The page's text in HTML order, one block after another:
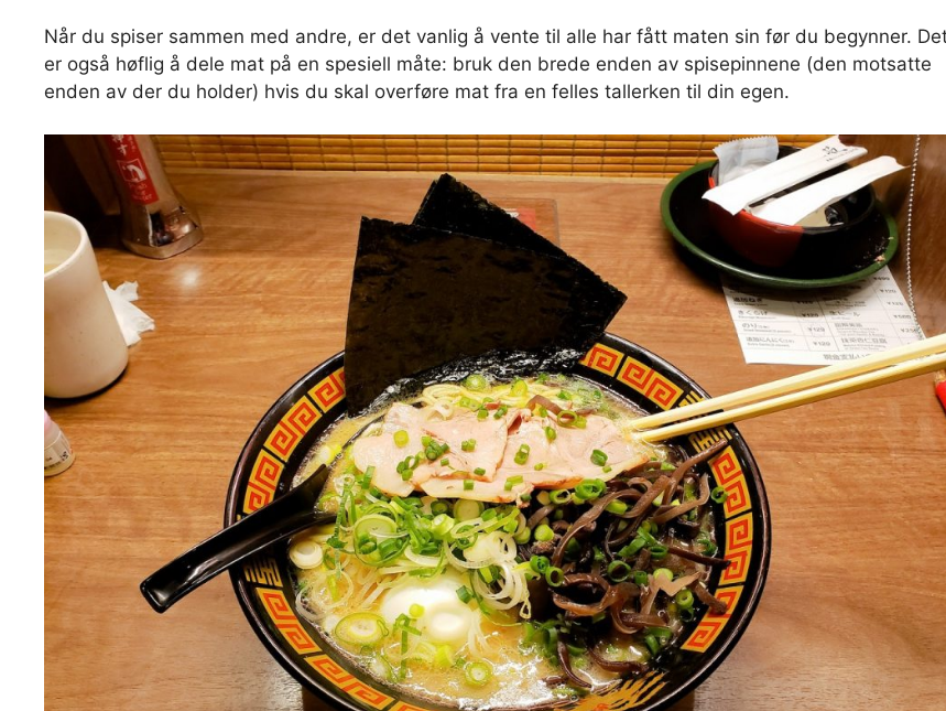
Når du spiser sammen med andre, er det vanlig å vente til alle har fått maten sin før du begynner.
er også høflig å dele mat på en spesiell måte: bruk den brede enden av spisepinnene (den motsatte
enden av der du holder) hvis du skal overføre mat fra en felles tallerken til din egen.